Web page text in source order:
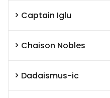
Captain Iglu
Chaison Nobles
Dadaismus-ic